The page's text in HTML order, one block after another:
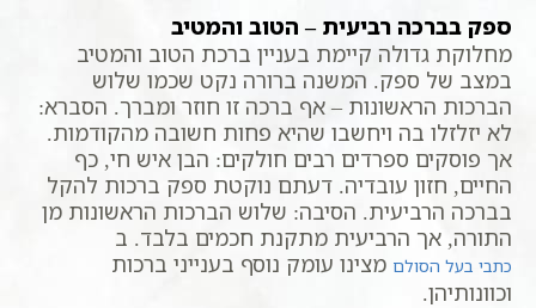
ספק בברכה רביעית – הטוב והמטיב
מחלוקת גדולה קיימת בעניין ברכת הטוב והמטיב
במצב של ספק. המשנה ברורה נקט שכמו שלוש
הברכות הראשונות – אף ברכה זו חוזר ומברך. הסברא:
לא יזלזלו בה ויחשבו שהיא פחות חשובה מהקודמות.
אך פוסקים ספרדים רבים חולקים: הבן איש חי, כף
החיים, חזון עובדיה. דעתם נוקטת ספק ברכות להקל
בברכה הרביעית. הסיבה: שלוש הברכות הראשונות מן
התורה, אך הרביעית מתקנת חכמים בלבד. ב
כתבי בעל הסולם מצינו עומק נוסף בענייני ברכות
וכוונותיהן.